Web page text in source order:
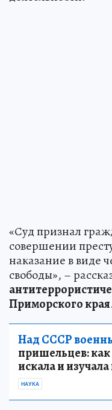
«Суд признал
совершении
наказание в виде
свободы», –
Приморского края.
Над СССР
пришельцев: как
искала и
НАУКА